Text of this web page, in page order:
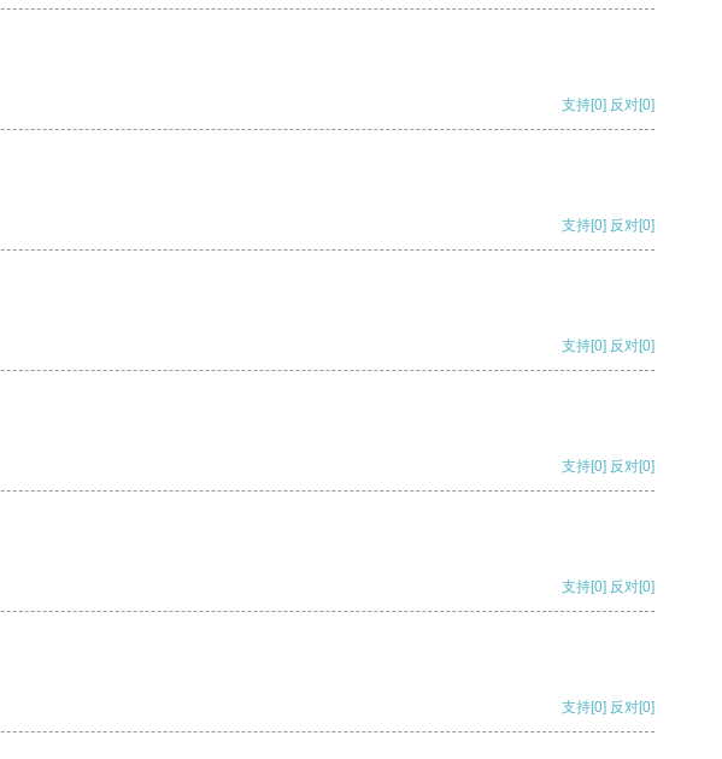
支持[0] 反对[0]
支持[0] 反对[0]
支持[0] 反对[0]
支持[0] 反对[0]
支持[0] 反对[0]
支持[0] 反对[0]